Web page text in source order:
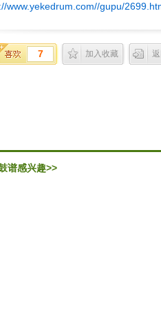
www.yekedrum.com//gupu/
7 加入收藏
谱感兴趣>>